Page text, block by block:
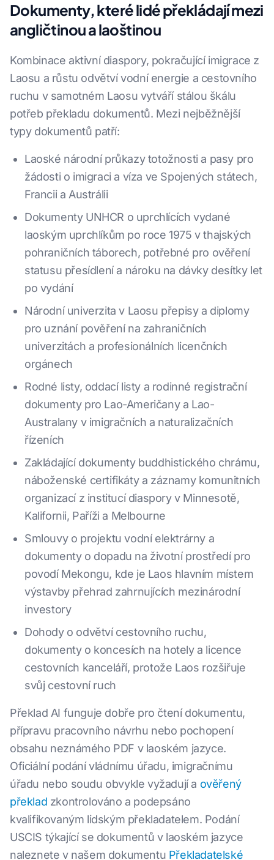
Dokumenty, které lidé překládají mezi
angličtinou a laoštinou
Kombinace aktivní diaspory, pokračující imigrace z
Laosu a růstu odvětví vodní energie a cestovního
ruchu v samotném Laosu vytváří stálou škálu
potřeb překladu dokumentů. Mezi nejběžnější
typy dokumentů patří:
Laoské národní průkazy totožnosti a pasy pro
žádosti o imigraci a víza ve Spojených státech,
Francii a Austrálii
Dokumenty UNHCR o uprchlících vydané
laoským uprchlíkům po roce 1975 v thajských
pohraničních táborech, potřebné pro ověření
statusu přesídlení a nároku na dávky desítky let
po vydání
Národní univerzita v Laosu přepisy a diplomy
pro uznání pověření na zahraničních
univerzitách a profesionálních licenčních
orgánech
Rodné listy, oddací listy a rodinné registrační
dokumenty pro Lao-Američany a Lao-
Australany v imigračních a naturalizačních
řízeních
Zakládající dokumenty buddhistického chrámu,
náboženské certifikáty a záznamy komunitních
organizací z institucí diaspory v Minnesotě,
Kalifornii, Paříži a Melbourne
Smlouvy o projektu vodní elektrárny a
dokumenty o dopadu na životní prostředí pro
povodí Mekongu, kde je Laos hlavním místem
výstavby přehrad zahrnujících mezinárodní
investory
Dohody o odvětví cestovního ruchu,
dokumenty o koncesích na hotely a licence
cestovních kanceláří, protože Laos rozšiřuje
svůj cestovní ruch
Překlad AI funguje dobře pro čtení dokumentu,
přípravu pracovního návrhu nebo pochopení
obsahu neznámého PDF v laoském jazyce.
Oficiální podání vládnímu úřadu, imigračnímu
úřadu nebo soudu obvykle vyžadují a ověřený
překlad zkontrolováno a podepsáno
kvalifikovaným lidským překladatelem. Podání
USCIS týkající se dokumentů v laoském jazyce
naleznete v našem dokumentu Překladatelské